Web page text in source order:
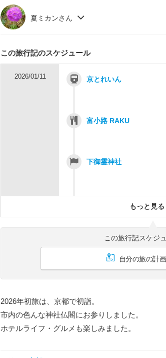
夏ミカンさん
この旅行記のスケジュール
2026/01/11 京とれいん
富小路 RAKU
下御霊神社
もっと見る
この旅行記スケジ
自分の旅の計
2026年初旅は、京都で初詣。
市内の色んな神社仏閣にお参りしました。
ホテルライフ・グルメも楽しみました。